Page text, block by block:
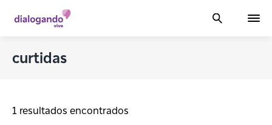
curtidas
1 resultados encontrados